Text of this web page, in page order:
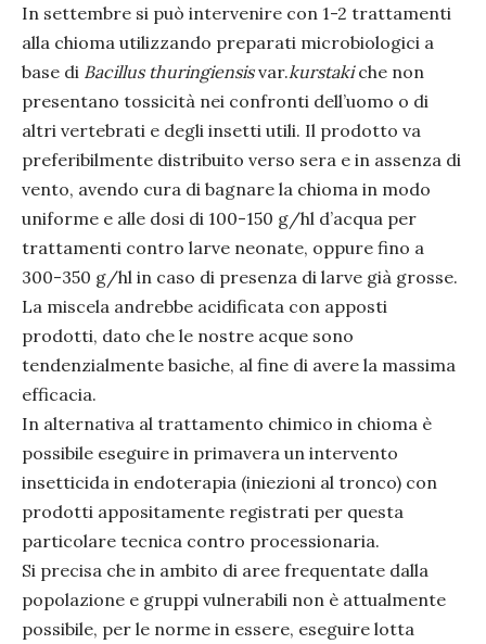
In settembre si può intervenire con 1-2 trattamenti
alla chioma utilizzando preparati microbiologici a
base di Bacillus thuringiensisvar.kurstakiche non
presentano tossicità nei confronti dell’uomo o di
altri vertebrati e degli insetti utili. Il prodotto va
preferibilmente distribuito verso sera e in assenza di
vento, avendo cura di bagnare la chioma in modo
uniforme e alle dosi di 100-150 g/hl d’acqua per
trattamenti contro larve neonate, oppure fino a
300-350 g/hl in caso di presenza di larve già grosse.
La miscela andrebbe acidificata con apposti
prodotti, dato che le nostre acque sono
tendenzialmente basiche, al fine di avere la massima
efficacia.
In alternativa al trattamento chimico in chioma è
possibile eseguire in primavera un intervento
insetticida in endoterapia (iniezioni al tronco) con
prodotti appositamente registrati per questa
particolare tecnica contro processionaria.
Si precisa che in ambito di aree frequentate dalla
popolazione e gruppi vulnerabili non è attualmente
possibile, per le norme in essere, eseguire lotta